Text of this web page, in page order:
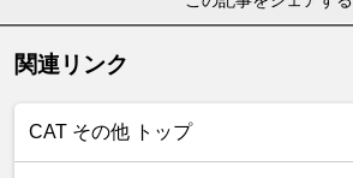
関連リンク
CAT その他 トップ